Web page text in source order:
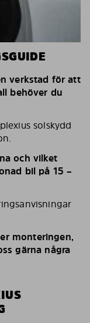
verkstad för att
behöver du
solskydd
och vilket
bil på 15 –
monteringen,
gärna några